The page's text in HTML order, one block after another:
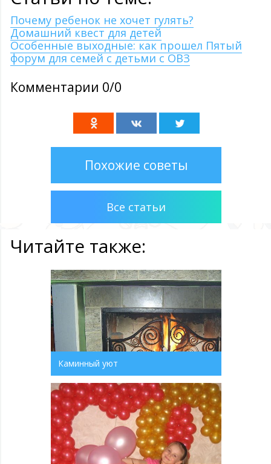
Почему ребенок не хочет гулять?
Домашний квест для детей
Особенные выходные: как прошел Пятый
форум для семей с детьми с ОВЗ
Комментарии 0/0
Похожие советы
Все статьи
Читайте также:
Каминный уют